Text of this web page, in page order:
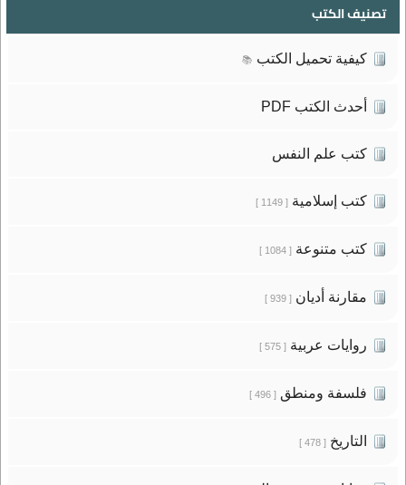
تصنيف الكتب
كيفية تحميل الكتب 📚
أحدث الكتب PDF
كتب علم النفس
كتب إسلامية[ 1149 ]
كتب متنوعة[ 1084 ]
مقارنة أديان[ 939 ]
روايات عربية[ 575 ]
فلسفة ومنطق[ 496 ]
التاريخ[ 478 ]